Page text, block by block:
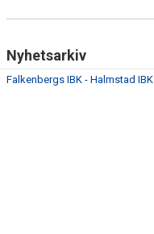
Nyhetsarkiv
Falkenbergs IBK - Halmstad IBK